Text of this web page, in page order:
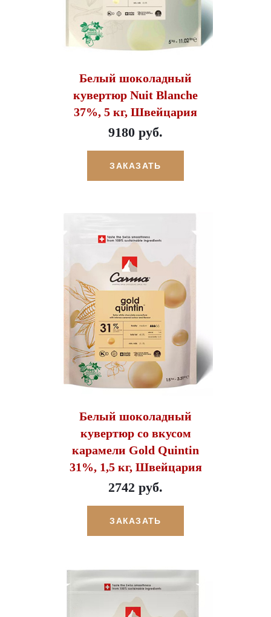
Белый шоколадный
кувертюр Nuit Blanche
37%, 5 кг, Швейцария
9180 руб.
ЗАКАЗАТЬ
Белый шоколадный
кувертюр со вкусом
карамели Gold Quintin
31%, 1,5 кг, Швейцария
2742 руб.
ЗАКАЗАТЬ